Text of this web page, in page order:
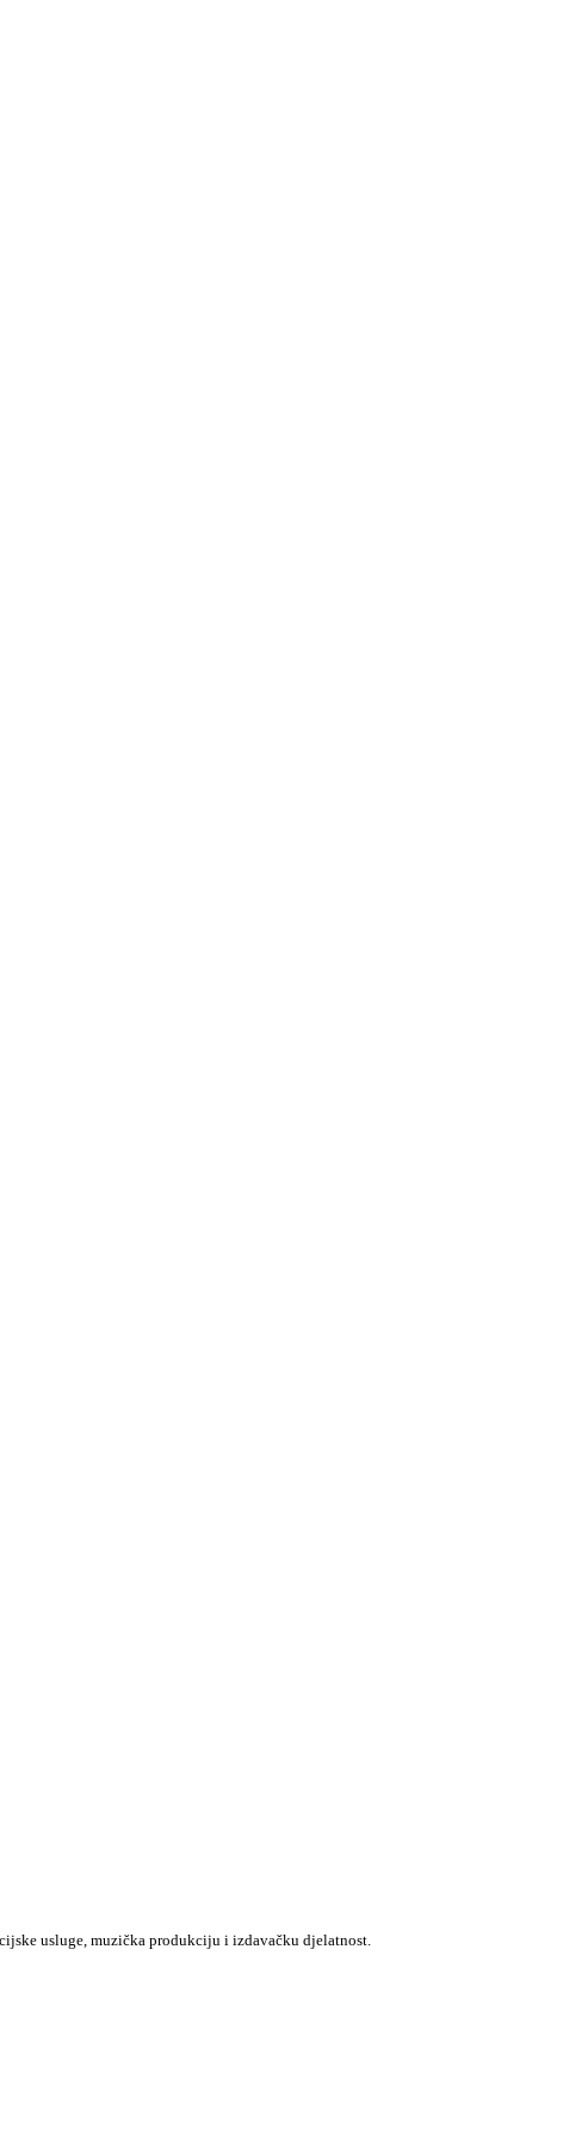
usluge, muzička produkciju i izdavačku djelatnost.